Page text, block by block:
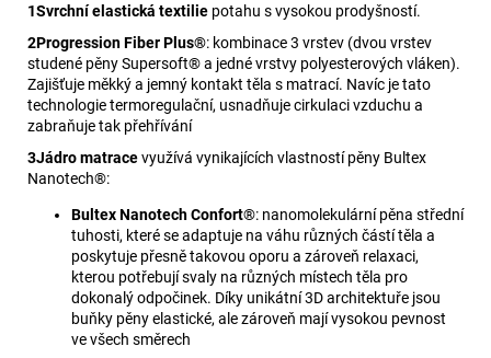
1Svrchní elastická textilie potahu s vysokou prodyšností.
2Progression Fiber Plus®: kombinace 3 vrstev (dvou vrstev
studené pěny Supersoft® a jedné vrstvy polyesterových vláken).
Zajišťuje měkký a jemný kontakt těla s matrací. Navíc je tato
technologie termoregulační, usnadňuje cirkulaci vzduchu a
zabraňuje tak přehřívání
3Jádro matracevyužívá vynikajících vlastností pěny Bultex
Nanotech®:
Bultex Nanotech Confort®: nanomolekulární pěna střední
tuhosti, které se adaptuje na váhu různých částí těla a
poskytuje přesně takovou oporu a zároveň relaxaci,
kterou potřebují svaly na různých místech těla pro
dokonalý odpočinek. Díky unikátní 3D architektuře jsou
buňky pěny elastické, ale zároveň mají vysokou pevnost
ve všech směrech